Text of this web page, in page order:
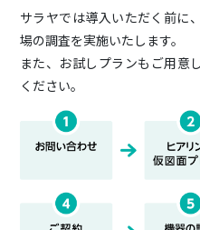
サラヤでは導入いただく前に
場の調査を実施いたします。
また、お試しプランもご用意
ください。